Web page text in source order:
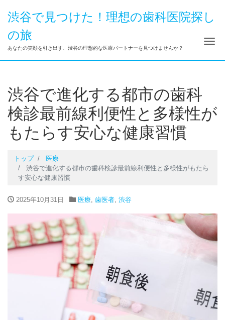
渋谷で見つけた！理想の歯科医院探し
の旅
あなたの笑顔を引き出す、渋谷の理想的な医療パートナーを見つけませんか？ ナ
渋谷で進化する都市の歯科
検診最前線利便性と多様性が
もたらす安心な健康習慣
トップ
医療
渋谷で進化する都市の歯科検診最前線利便性と多様性がもたら
す安心な健康習慣
2025年10月31日 医療, 歯医者, 渋谷